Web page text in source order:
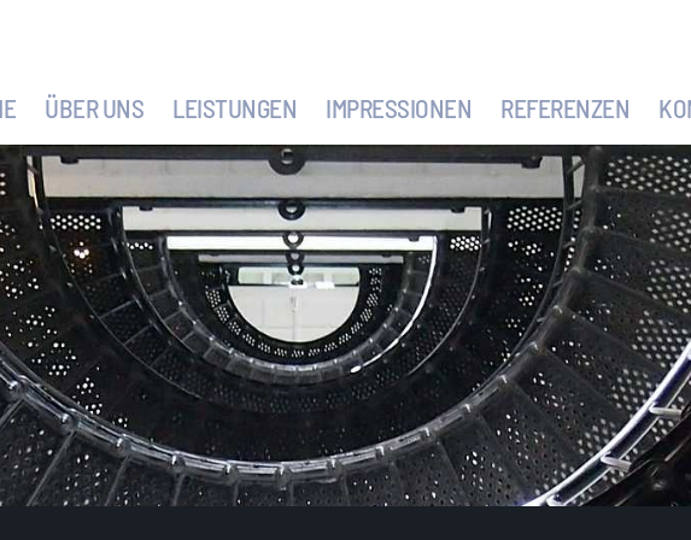
ÜBER UNS LEISTUNGEN IMPRESSIONEN REFERENZEN